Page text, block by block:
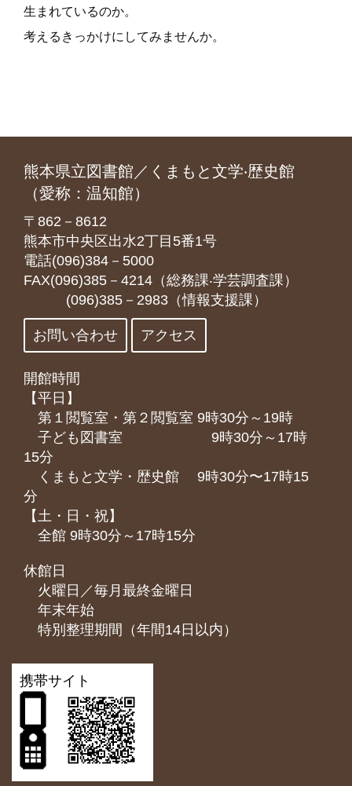
生まれているのか。
考えるきっかけにしてみませんか。
熊本県立図書館／くまもと文学‧歴史館
（愛称：温知館）
〒862－8612
熊本市中央区出水2丁目5番1号
電話(096)384－5000
FAX(096)385－4214（総務課‧学芸調査課）
(096)385－2983（情報支援課）
お問い合わせ アクセス
開館時間
【平日】
第１閲覧室・第２閲覧室 9時30分～19時
子ども図書室 9時30分～17時
15分
くまもと⽂学・歴史館 9時30分〜17時15
分
【土・日・祝】
全館 9時30分～17時15分
休館日
火曜日／毎月最終金曜日
年末年始
特別整理期間（年間14日以内）
携帯サイト